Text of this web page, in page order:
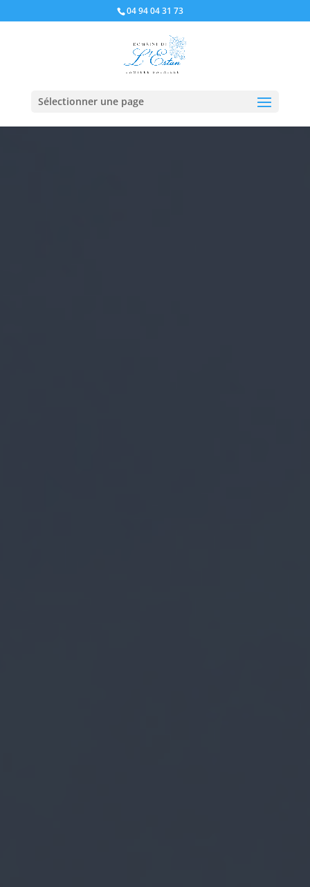
04 94 04 31 73
Sélectionner une page